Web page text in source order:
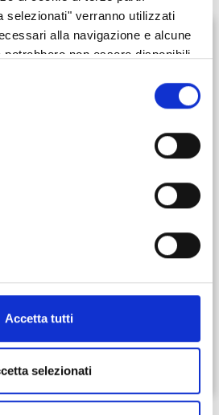
selezionati" verranno utilizzati
alla navigazione e alcune
non essere disponibili.
Accetta tutti
selezionati
01/12/2025